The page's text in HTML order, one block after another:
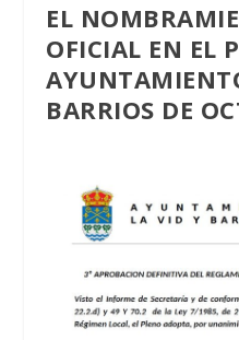
EL
OFICIAL EN EL
BARRIOS DE